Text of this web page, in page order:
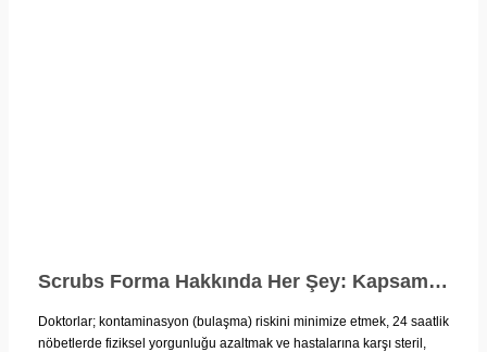
Scrubs Forma Hakkında Her Şey: Kapsamlı Kullanım ve Seçim Rehberi
Doktorlar; kontaminasyon (bulaşma) riskini minimize etmek, 24 saatlik
nöbetlerde fiziksel yorgunluğu azaltmak ve hastalarına karşı steril,